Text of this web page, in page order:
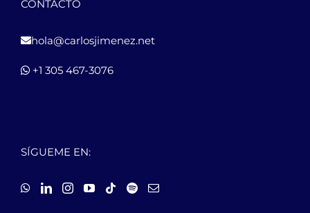
CONTACTO
hola@carlosjimenez.net
+1 305 467-3076
SÍGUEME EN: